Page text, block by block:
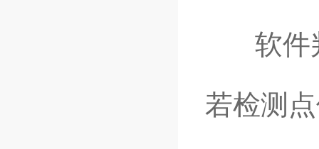
软件判
若检测